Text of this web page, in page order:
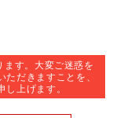
ます。大変ご迷惑を
だきますことを、
上げます。